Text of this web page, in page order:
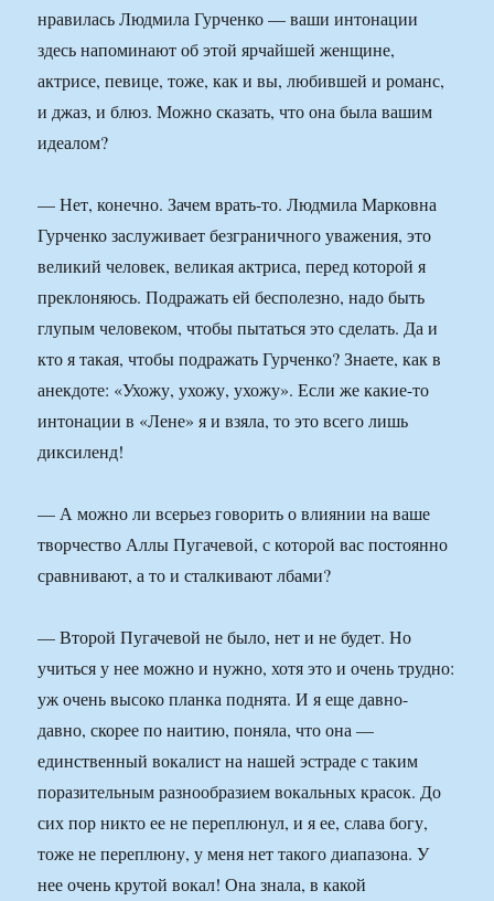
нравилась Людмила Гурченко — ваши интонации
здесь напоминают об этой ярчайшей женщине,
актрисе, певице, тоже, как и вы, любившей и романс,
и джаз, и блюз. Можно сказать, что она была вашим
идеалом?
— Нет, конечно. Зачем врать-то. Людмила Марковна
Гурченко заслуживает безграничного уважения, это
великий человек, великая актриса, перед которой я
преклоняюсь. Подражать ей бесполезно, надо быть
глупым человеком, чтобы пытаться это сделать. Да и
кто я такая, чтобы подражать Гурченко? Знаете, как в
анекдоте: «Ухожу, ухожу, ухожу». Если же какие-то
интонации в «Лене» я и взяла, то это всего лишь
диксиленд!
— А можно ли всерьез говорить о влиянии на ваше
творчество Аллы Пугачевой, с которой вас постоянно
сравнивают, а то и сталкивают лбами?
— Второй Пугачевой не было, нет и не будет. Но
учиться у нее можно и нужно, хотя это и очень трудно:
уж очень высоко планка поднята. И я еще давно-
давно, скорее по наитию, поняла, что она —
единственный вокалист на нашей эстраде с таким
поразительным разнообразием вокальных красок. До
сих пор никто ее не переплюнул, и я ее, слава богу,
тоже не переплюну, у меня нет такого диапазона. У
нее очень крутой вокал! Она знала, в какой